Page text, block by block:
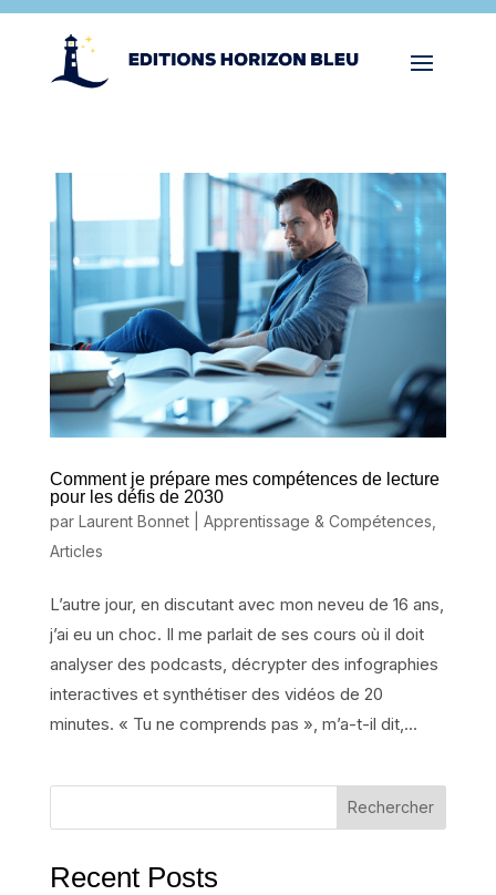
Comment je prépare mes compétences de lecture
pour les défis de 2030
par Laurent Bonnet| Apprentissage & Compétences
Articles
L’autre jour, en discutant avec mon neveu de 16 ans,
j’ai eu un choc. Il me parlait de ses cours où il doit
analyser des podcasts, décrypter des infographies
interactives et synthétiser des vidéos de 20
minutes. « Tu ne comprends pas », m’a-t-il dit,...
Rechercher
Recent Posts